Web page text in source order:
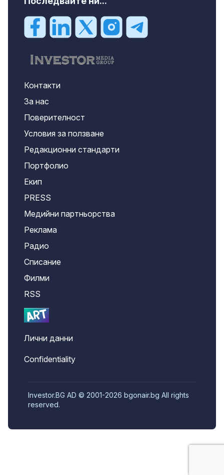
Контакти
За нас
Поверителност
Условия за ползване
Редакционни стандарти
Портфолио
Екип
PRESS
Медийни партньорства
Реклама
Радио
Списание
Филми
RSS
Лични данни
Confidentiality
Investor.BG AD © 2001-2026 bgonair.bg All rights
reserved.